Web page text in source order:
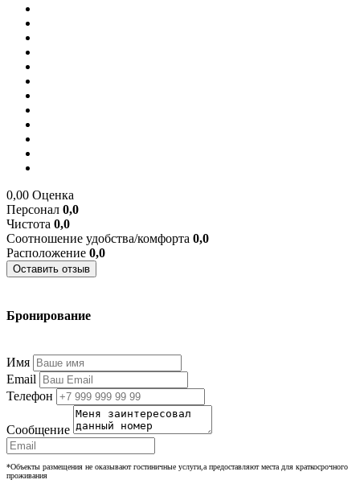
0,00 Оценка
Персонал 0,0
Чистота 0,0
Соотношение удобства/комфорта 0,0
Расположение 0,0
Оставить отзыв
Бронирование
Имя
Email
Телефон
Сообщение
*Объекты размещения не оказывают гостиничные услуги,а предоставляют места для краткосрочного
проживания